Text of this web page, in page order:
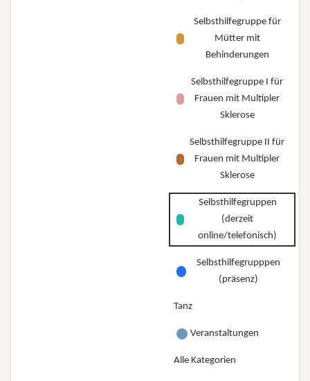
Selbsthilfegruppe für
Mütter mit
Behinderungen
Selbsthilfegruppe I für
Frauen mit Multipler
Sklerose
Selbsthilfegruppe II für
Frauen mit Multipler
Sklerose
Selbsthilfegruppen
(derzeit
online/telefonisch)
Selbsthilfegrupppen
(präsenz)
Tanz
Veranstaltungen
Alle Kategorien